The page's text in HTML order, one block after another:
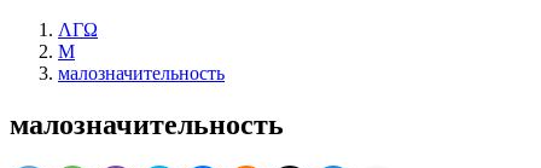
ΛΓΩ
М
малозначительность
малозначительность